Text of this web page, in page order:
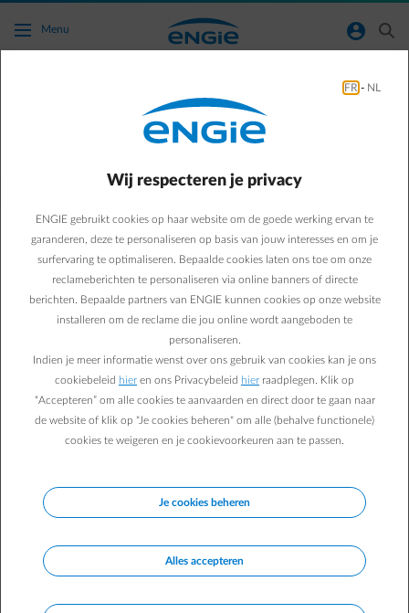
Ga naar de hoofdinhoud
Menu normal-account-circle search
Kunnen jullie mij helpen bij het bepalen van
een correct voorschot?
arrow-left Terug naar contactpagina
Het spijt ons, maar we kunnen je voorschot niet simuleren op basis
van je meterstanden. We nodigen je uit om regelmatig je voorschot
na te kijken.
Direct zelf regelen
Verhuis melden
Voorschot aanpassen arrow-right
FR - NL
Wij respecteren je privacy
ENGIE gebruikt cookies op haar website om de goede werking ervan te
garanderen, deze te personaliseren op basis van jouw interesses en om je
surfervaring te optimaliseren. Bepaalde cookies laten ons toe om onze
reclameberichten te personaliseren via online banners of directe
berichten. Bepaalde partners van ENGIE kunnen cookies op onze website
installeren om de reclame die jou online wordt aangeboden te
personaliseren.
Indien je meer informatie wenst over ons gebruik van cookies kan je ons
cookiebeleid hier en ons Privacybeleid hier raadplegen. Klik op
“Accepteren” om alle cookies te aanvaarden en direct door te gaan naar
de website of klik op "Je cookies beheren" om alle (behalve functionele)
cookies te weigeren en je cookievoorkeuren aan te passen.
Je cookies beheren
Alles accepteren